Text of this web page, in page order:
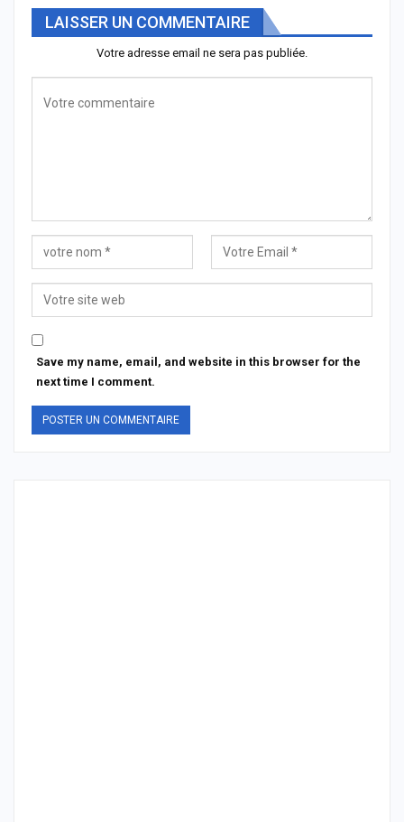
LAISSER UN COMMENTAIRE
Votre adresse email ne sera pas publiée.
Save my name, email, and website in this browser for the
next time I comment.